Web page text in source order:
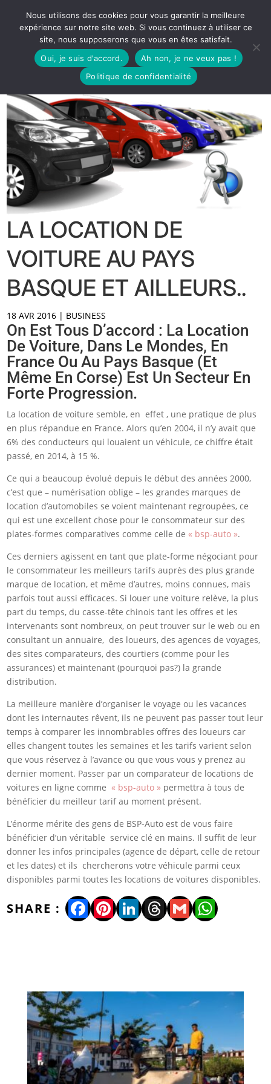
LA LOCATION DE
VOITURE AU PAYS
BASQUE ET AILLEURS..
18 AVR 2016 | BUSINESS
On Est Tous D’accord : La Location
De Voiture, Dans Le Mondes, En
France Ou Au Pays Basque (et
Même En Corse) Est Un Secteur En
Forte Progression.
La location de voiture semble, en effet , une pratique de plus
en plus répandue en France. Alors qu’en 2004, il n’y avait que
6% des conducteurs qui louaient un véhicule, ce chiffre était
passé, en 2014, à 15 %.
Ce qui a beaucoup évolué depuis le début des années 2000,
c’est que – numérisation oblige – les grandes marques de
location d’automobiles se voient maintenant regroupées, ce
qui est une excellent chose pour le consommateur sur des
plates-formes comparatives comme celle de « bsp-auto ».
Ces derniers agissent en tant que plate-forme négociant pour
le consommateur les meilleurs tarifs auprès des plus grande
marque de location, et même d’autres, moins connues, mais
parfois tout aussi efficaces. Si louer une voiture relève, la plus
part du temps, du casse-tête chinois tant les offres et les
intervenants sont nombreux, on peut trouver sur le web ou en
consultant un annuaire, des loueurs, des agences de voyages,
des sites comparateurs, des courtiers (comme pour les
assurances) et maintenant (pourquoi pas?) la grande
distribution.
La meilleure manière d’organiser le voyage ou les vacances
dont les internautes rêvent, ils ne peuvent pas passer tout leur
temps à comparer les innombrables offres des loueurs car
elles changent toutes les semaines et les tarifs varient selon
que vous réservez à l’avance ou que vous vous y prenez au
dernier moment. Passer par un comparateur de locations de
voitures en ligne comme « bsp-auto » permettra à tous de
bénéficier du meilleur tarif au moment présent.
L’énorme mérite des gens de BSP-Auto est de vous faire
bénéficier d’un véritable service clé en mains. Il suffit de leur
donner les infos principales (agence de départ, celle de retour
et les dates) et ils chercherons votre véhicule parmi ceux
disponibles parmi toutes les locations de voitures disponibles.
Facebook
Pinterest
LinkedIn
Threads
Gmail
Nous utilisons des cookies pour vous garantir la meilleure
expérience sur notre site web. Si vous continuez à utiliser ce
site, nous supposerons que vous en êtes satisfait.
Oui, je suis d'accord.
Ah non, je ne veux pas !
Politique de confidentialité